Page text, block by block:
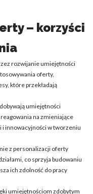
– korzyści
rozwijanie umiejętności
oferty,
które przekładają
umiejętności
na zmieniające
i innowacyjności w tworzeniu
z personalizacji oferty
co sprzyja budowaniu
ich zdolność do pracy
umiejętnościom zdobytym